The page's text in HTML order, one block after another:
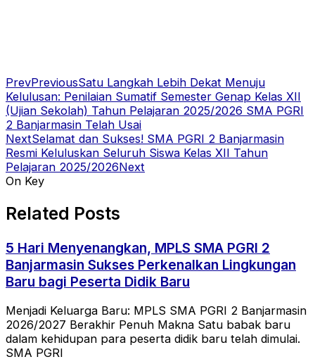
PrevPreviousSatu Langkah Lebih Dekat Menuju
Kelulusan: Penilaian Sumatif Semester Genap Kelas XII
(Ujian Sekolah) Tahun Pelajaran 2025/2026 SMA PGRI
2 Banjarmasin Telah Usai
NextSelamat dan Sukses! SMA PGRI 2 Banjarmasin
Resmi Keluluskan Seluruh Siswa Kelas XII Tahun
Pelajaran 2025/2026Next
On Key
Related Posts
5 Hari Menyenangkan, MPLS SMA PGRI 2
Banjarmasin Sukses Perkenalkan Lingkungan
Baru bagi Peserta Didik Baru
Menjadi Keluarga Baru: MPLS SMA PGRI 2 Banjarmasin
2026/2027 Berakhir Penuh Makna Satu babak baru
dalam kehidupan para peserta didik baru telah dimulai.
SMA PGRI